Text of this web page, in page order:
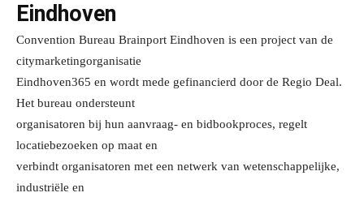
Eindhoven
Convention Bureau Brainport Eindhoven is een project van de
citymarketingorganisatie
Eindhoven365 en wordt mede gefinancierd door de Regio Deal.
Het bureau ondersteunt
organisatoren bij hun aanvraag- en bidbookproces, regelt
locatiebezoeken op maat en
verbindt organisatoren met een netwerk van wetenschappelijke,
industriële en